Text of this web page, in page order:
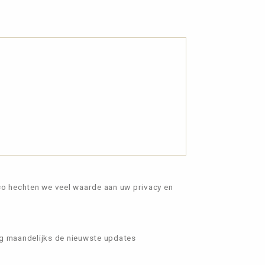
we veel waarde aan uw privacy en
maandelijks de nieuwste updates